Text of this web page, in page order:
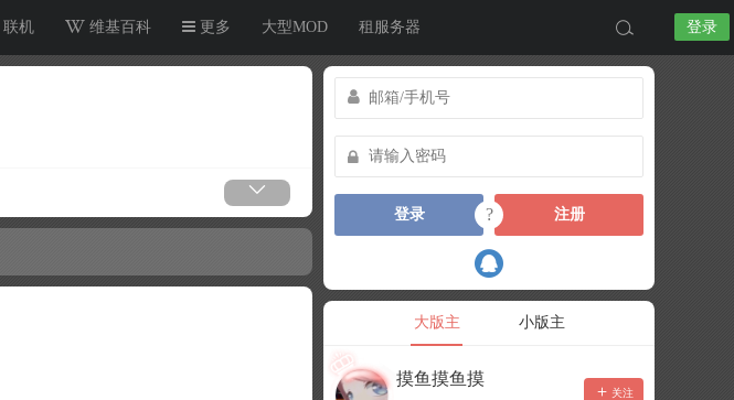
联机 维基百科 更多 大型MOD 租服务器 登录
登录 ? 注册
大版主 小版主
摸鱼摸鱼摸
关注